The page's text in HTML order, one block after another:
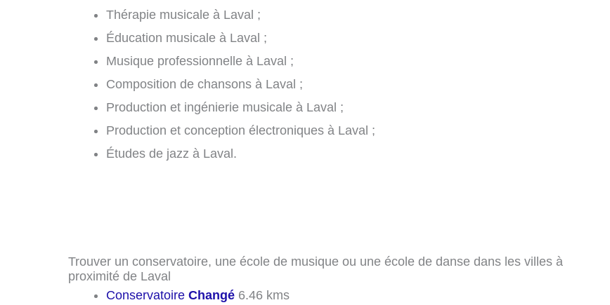
Thérapie musicale à Laval ;
Éducation musicale à Laval ;
Musique professionnelle à Laval ;
Composition de chansons à Laval ;
Production et ingénierie musicale à Laval ;
Production et conception électroniques à Laval ;
Études de jazz à Laval.
Trouver un conservatoire, une école de musique ou une école de danse dans les villes à
proximité de Laval
Conservatoire Changé 6.46 kms